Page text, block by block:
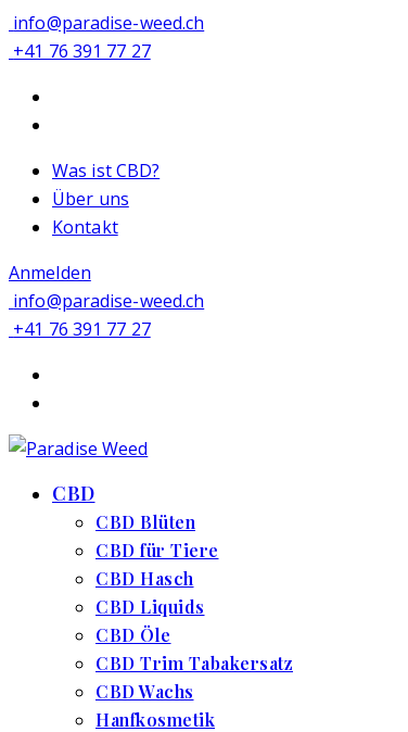
info@paradise-weed.ch
+41 76 391 77 27
Was ist CBD?
Über uns
Kontakt
Anmelden
info@paradise-weed.ch
+41 76 391 77 27
CBD
CBD Blüten
CBD für Tiere
CBD Hasch
CBD Liquids
CBD Öle
CBD Trim Tabakersatz
CBD Wachs
Hanfkosmetik